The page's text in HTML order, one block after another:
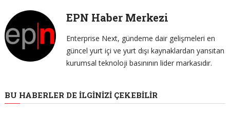
EPN Haber Merkezi
Enterprise Next, gündeme dair gelişmeleri en
güncel yurt içi ve yurt dışı kaynaklardan yansıtan
kurumsal teknoloji basınının lider markasıdır.
BU HABERLER DE İLGINIZI ÇEKEBILIR